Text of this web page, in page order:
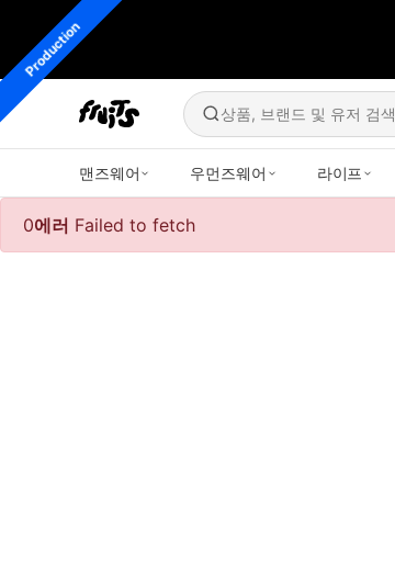
상품, 브랜드 및 유저 검색
맨즈웨어 우먼즈웨어 라이프
0에러 Failed to fetch
Production